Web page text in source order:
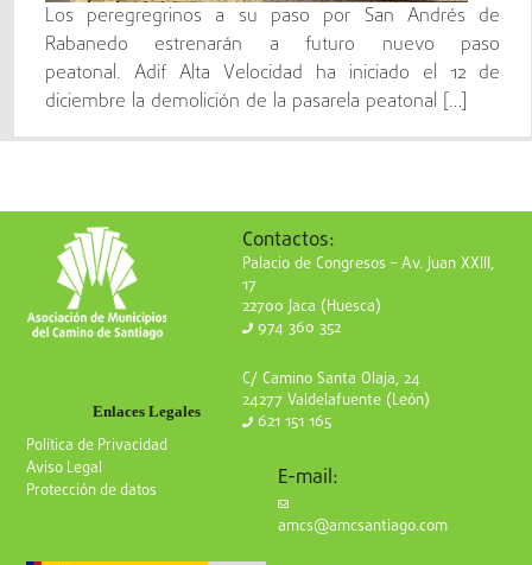
Los peregregrinos a su paso por San Andrés de
Rabanedo estrenarán a futuro nuevo paso
peatonal. Adif Alta Velocidad ha iniciado el 12 de
diciembre la demolición de la pasarela peatonal […]
Enlaces Legales
Política de Privacidad
Aviso Legal
Protección de datos
Contactos:
Palacio de Congresos – Av. Juan XXIII,
17
22700 Jaca (Huesca)
974 360 352
C/ Camino Santa Olaja, 24
24277 Valdelafuente (León)
621 151 165
E-mail:
amcs@amcsantiago.com